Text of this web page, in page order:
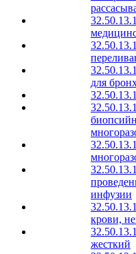
для
инфузии
крови,
жесткий